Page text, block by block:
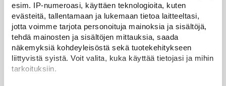
esim. IP-numeroasi, käyttäen teknologioita, kuten
evästeitä, tallentamaan ja lukemaan tietoa laitteeltasi,
jotta voimme tarjota personoituja mainoksia ja sisältöjä,
tehdä mainosten ja sisältöjen mittauksia, saada
näkemyksiä kohdeyleisöstä sekä tuotekehitykseen
liittyvistä syistä. Voit valita, kuka käyttää tietojasi ja mihin
tarkoituksiin.
Viime vuonna kouluista lähtivät puhelimet, nyt
lisätään liikkumista
Uutiset 6.8.2026 11:24
Trump kiistää Yhdysvalloilla olevan pulaa ohjuksista
ja ammuksista